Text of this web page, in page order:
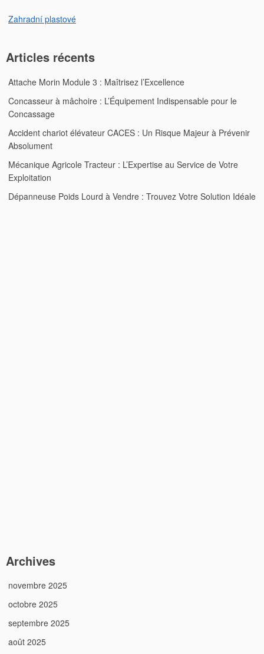
Zahradní plastové
Articles récents
Attache Morin Module 3 : Maîtrisez l’Excellence
Concasseur à mâchoire : L’Équipement Indispensable pour le
Concassage
Accident chariot élévateur CACES : Un Risque Majeur à Prévenir
Absolument
Mécanique Agricole Tracteur : L’Expertise au Service de Votre
Exploitation
Dépanneuse Poids Lourd à Vendre : Trouvez Votre Solution Idéale
Archives
novembre 2025
octobre 2025
septembre 2025
août 2025